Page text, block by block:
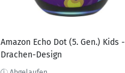
Amazon Echo Dot (5. Gen.) Kids -
Drachen-Design